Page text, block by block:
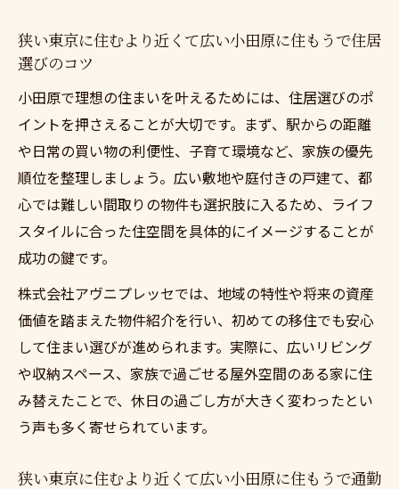
狭い東京に住むより近くて広い小田原に住もうで住居
選びのコツ
小田原で理想の住まいを叶えるためには、住居選びのポ
イントを押さえることが大切です。まず、駅からの距離
や日常の買い物の利便性、子育て環境など、家族の優先
順位を整理しましょう。広い敷地や庭付きの戸建て、都
心では難しい間取りの物件も選択肢に入るため、ライフ
スタイルに合った住空間を具体的にイメージすることが
成功の鍵です。
株式会社アヴニプレッセでは、地域の特性や将来の資産
価値を踏まえた物件紹介を行い、初めての移住でも安心
して住まい選びが進められます。実際に、広いリビング
や収納スペース、家族で過ごせる屋外空間のある家に住
み替えたことで、休日の過ごし方が大きく変わったとい
う声も多く寄せられています。
狭い東京に住むより近くて広い小田原に住もうで通勤